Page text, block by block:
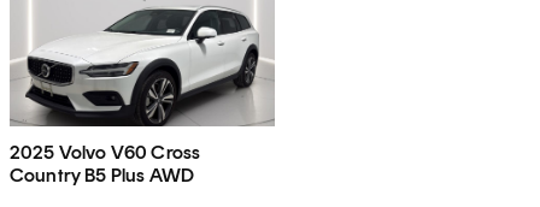
2025 Volvo V60 Cross
Country B5 Plus AWD